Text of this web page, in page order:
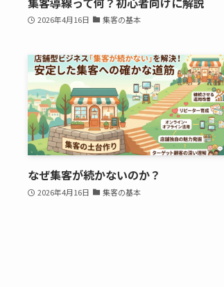
2026年4月16日 集客の基本
なぜ集客が続かないのか？
2026年4月16日 集客の基本